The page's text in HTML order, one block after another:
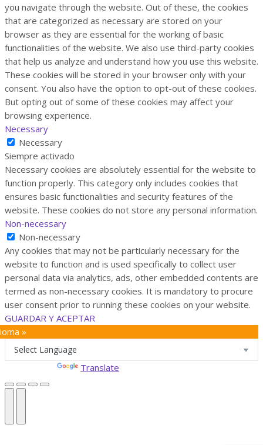
you navigate through the website. Out of these, the cookies
that are categorized as necessary are stored on your
browser as they are essential for the working of basic
functionalities of the website. We also use third-party cookies
that help us analyze and understand how you use this website.
These cookies will be stored in your browser only with your
consent. You also have the option to opt-out of these cookies.
But opting out of some of these cookies may affect your
browsing experience.
Necessary
Necessary
Siempre activado
Necessary cookies are absolutely essential for the website to
function properly. This category only includes cookies that
ensures basic functionalities and security features of the
website. These cookies do not store any personal information.
Non-necessary
Non-necessary
Any cookies that may not be particularly necessary for the
website to function and is used specifically to collect user
personal data via analytics, ads, other embedded contents are
termed as non-necessary cookies. It is mandatory to procure
user consent prior to running these cookies on your website.
GUARDAR Y ACEPTAR
»
Translate